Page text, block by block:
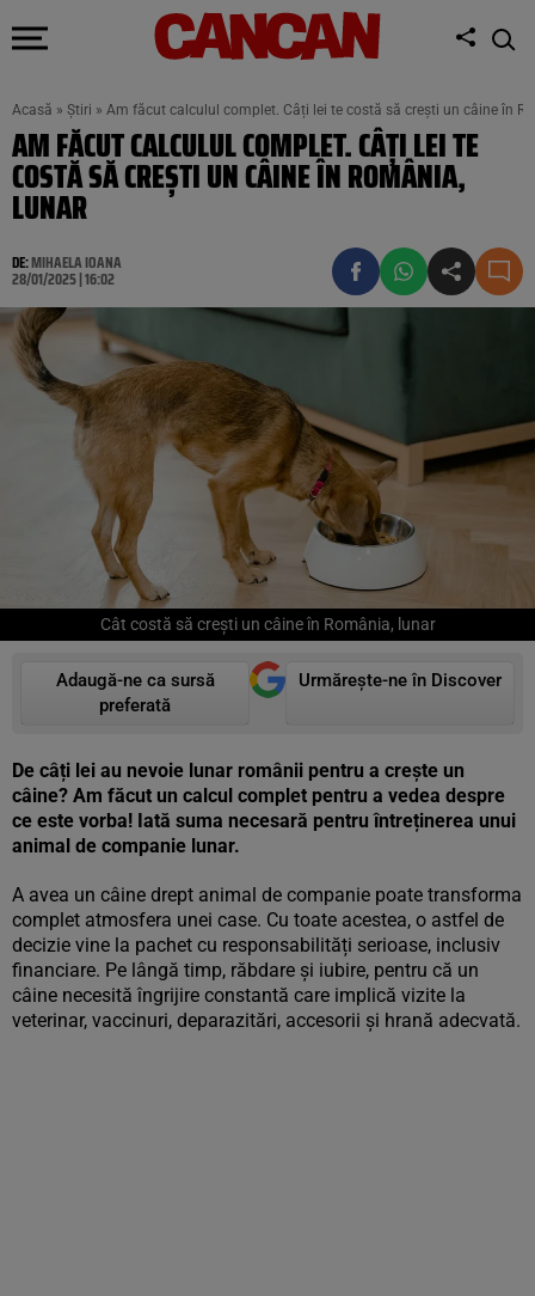
Acasă » Știri » Am făcut calculul complet. Câți lei te costă să crești un câine în
AM FĂCUT CALCULUL COMPLET. CÂȚI LEI TE
COSTĂ SĂ CREȘTI UN CÂINE ÎN ROMÂNIA,
LUNAR
DE:MIHAELA IOANA
28/01/2025 | 16:02
Cât costă să crești un câine în România, lunar
Adaugă-ne ca sursă
preferată
Urmărește-ne în Discover
De câți lei au nevoie lunar românii pentru a crește un
câine? Am făcut un calcul complet pentru a vedea despre
ce este vorba! Iată suma necesară pentru întreținerea unui
animal de companie lunar.
A avea un câine drept animal de companie poate transforma
complet atmosfera unei case. Cu toate acestea, o astfel de
decizie vine la pachet cu responsabilități serioase, inclusiv
financiare. Pe lângă timp, răbdare și iubire, pentru că un
câine necesită îngrijire constantă care implică vizite la
veterinar, vaccinuri, deparazitări, accesorii și hrană adecvată.